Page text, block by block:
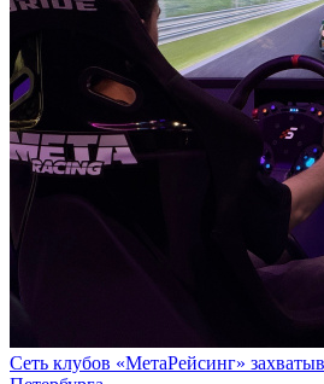
Сеть клубов «МетаРейсинг»
Петербурга